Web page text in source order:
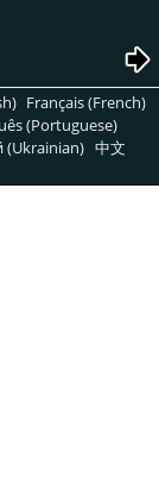
Français (French)
(Portuguese)
(Ukrainian) 中文